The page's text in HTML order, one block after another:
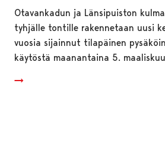
Otavankadun ja Länsipuiston
tyhjälle tontille rakennetaan uusi
vuosia sijainnut tilapäinen
käytöstä maanantaina 5.